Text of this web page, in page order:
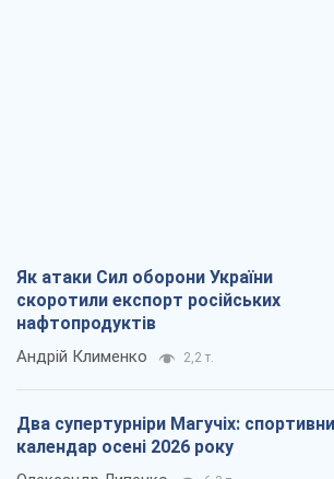
Як атаки Сил оборони України
скоротили експорт російських
нафтопродуктів
Андрій Клименко 2,2 т.
Два супертурніри Магучіх:
календар осені 2026 року